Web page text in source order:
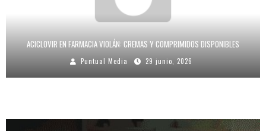
ACICLOVIR EN FARMACIA VIOLÁN: CREMAS Y COMPRIMIDOS DISPONIBLES
Puntual Media 29 junio, 2026